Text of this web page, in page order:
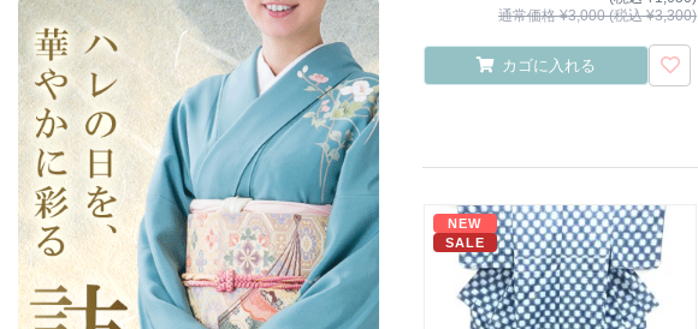
通常価格 ¥3,000 (税込 ¥3,300)
カゴに入れる
NEW
SALE